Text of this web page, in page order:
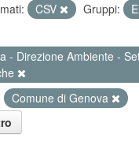
CSV Gruppi:
- Direzione Ambiente -
Comune di Genova